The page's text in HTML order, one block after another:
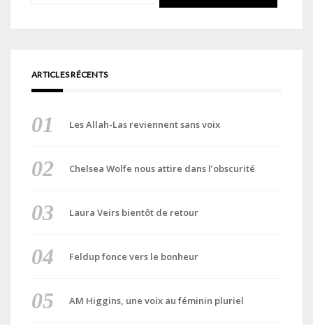
ARTICLES RÉCENTS
Les Allah-Las reviennent sans voix
Chelsea Wolfe nous attire dans l’obscurité
Laura Veirs bientôt de retour
Feldup fonce vers le bonheur
AM Higgins, une voix au féminin pluriel